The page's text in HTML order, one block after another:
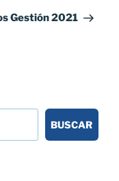
Gestión 2021
BUSCAR